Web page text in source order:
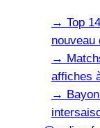
→ Top
nouveau
→
affiches
→